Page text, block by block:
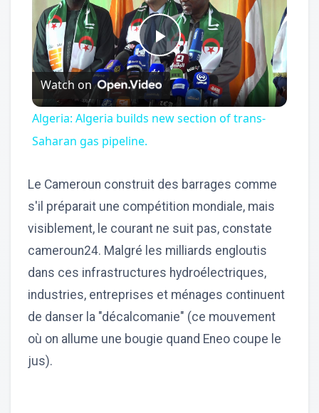
Play
Video
Watch on
Algeria: Algeria builds new section of trans-
Saharan gas pipeline.
Le Cameroun construit des barrages comme
s'il préparait une compétition mondiale, mais
visiblement, le courant ne suit pas, constate
cameroun24. Malgré les milliards engloutis
dans ces infrastructures hydroélectriques,
industries, entreprises et ménages continuent
de danser la "décalcomanie" (ce mouvement
où on allume une bougie quand Eneo coupe le
jus).